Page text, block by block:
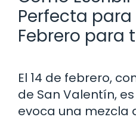
Perfecta para
Febrero para
El 14 de febrero,
de San Valentín,
evoca una mezcla